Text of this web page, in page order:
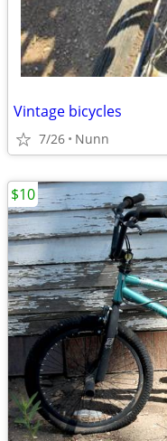
Vintage bicycles
7/26 Nunn
$10